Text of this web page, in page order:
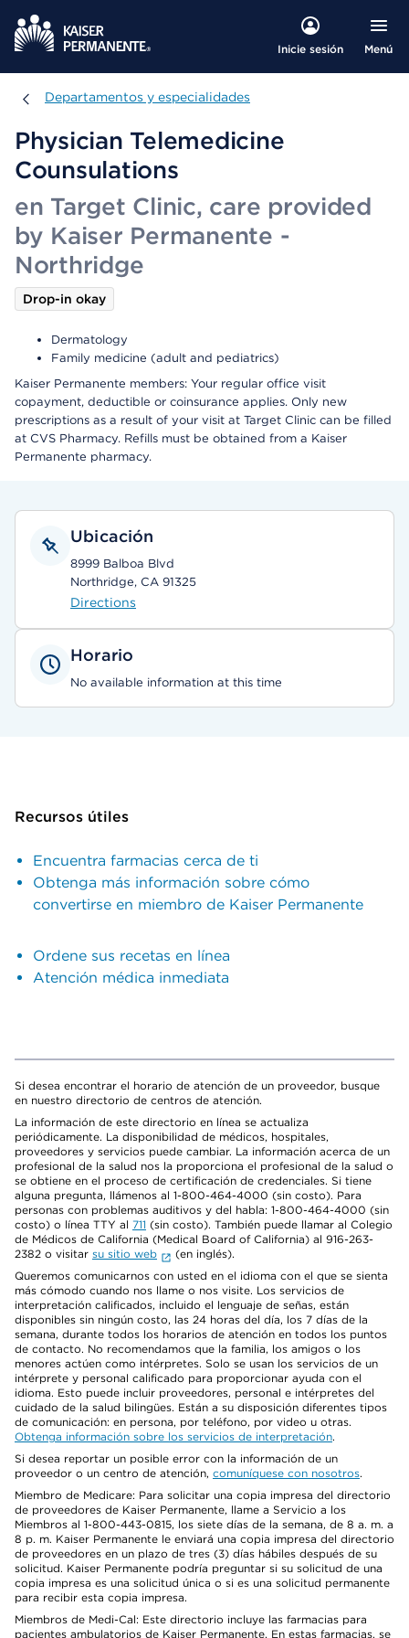
Inicie sesión Menú
Departamentos y especialidades
Departamentos y especialidades
Physician Telemedicine
Counsulations
en Target Clinic, care provided
by Kaiser Permanente -
Northridge
Drop-in okay
Dermatology
Family medicine (adult and pediatrics)
Kaiser Permanente members: Your regular office visit
copayment, deductible or coinsurance applies. Only new
prescriptions as a result of your visit at Target Clinic can be filled
at CVS Pharmacy. Refills must be obtained from a Kaiser
Permanente pharmacy.
Ubicación
8999 Balboa Blvd
Northridge, CA 91325
Directions
Horario
No available information at this time
Recursos útiles
Encuentra farmacias cerca de ti
Obtenga más información sobre cómo
convertirse en miembro de Kaiser Permanente
Ordene sus recetas en línea
Atención médica inmediata
Si desea encontrar el horario de atención de un proveedor, busque
en nuestro directorio de centros de atención.
La información de este directorio en línea se actualiza
periódicamente. La disponibilidad de médicos, hospitales,
proveedores y servicios puede cambiar. La información acerca de un
profesional de la salud nos la proporciona el profesional de la salud o
se obtiene en el proceso de certificación de credenciales. Si tiene
alguna pregunta, llámenos al 1-800-464-4000 (sin costo). Para
personas con problemas auditivos y del habla: 1-800-464-4000 (sin
costo) o línea TTY al 711 (sin costo). También puede llamar al Colegio
de Médicos de California (Medical Board of California) al 916-263-
2382 o visitar su sitio web
(en inglés).
Queremos comunicarnos con usted en el idioma con el que se sienta
más cómodo cuando nos llame o nos visite. Los servicios de
interpretación calificados, incluido el lenguaje de señas, están
disponibles sin ningún costo, las 24 horas del día, los 7 días de la
semana, durante todos los horarios de atención en todos los puntos
de contacto. No recomendamos que la familia, los amigos o los
menores actúen como intérpretes. Solo se usan los servicios de un
intérprete y personal calificado para proporcionar ayuda con el
idioma. Esto puede incluir proveedores, personal e intérpretes del
cuidado de la salud bilingües. Están a su disposición diferentes tipos
de comunicación: en persona, por teléfono, por video u otras.
Obtenga información sobre los servicios de interpretación.
Si desea reportar un posible error con la información de un
proveedor o un centro de atención, comuníquese con nosotros.
Miembro de Medicare: Para solicitar una copia impresa del directorio
de proveedores de Kaiser Permanente, llame a Servicio a los
Miembros al 1-800-443-0815, los siete días de la semana, de 8 a. m. a
8 p. m. Kaiser Permanente le enviará una copia impresa del directorio
de proveedores en un plazo de tres (3) días hábiles después de su
solicitud. Kaiser Permanente podría preguntar si su solicitud de una
copia impresa es una solicitud única o si es una solicitud permanente
para recibir esta copia impresa.
Miembros de Medi-Cal: Este directorio incluye las farmacias para
pacientes ambulatorios de Kaiser Permanente. En estas farmacias, se